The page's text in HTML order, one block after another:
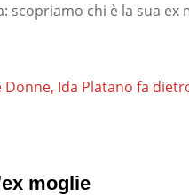
chi è la sua ex
Ida Platano fa
moglie